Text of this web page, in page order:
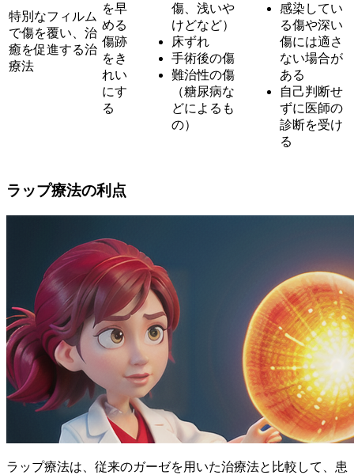
特別なフィルム
で傷を覆い、治
癒を促進する治
療法
を早
める
傷跡
をき
れい
にす
る
傷、浅いや
けどなど）
床ずれ
手術後の傷
難治性の傷
（糖尿病な
どによるも
の）
感染してい
る傷や深い
傷には適さ
ない場合が
ある
自己判断せ
ずに医師の
診断を受け
る
ラップ療法の利点
ラップ療法は、従来のガーゼを用いた治療法と比較して、患